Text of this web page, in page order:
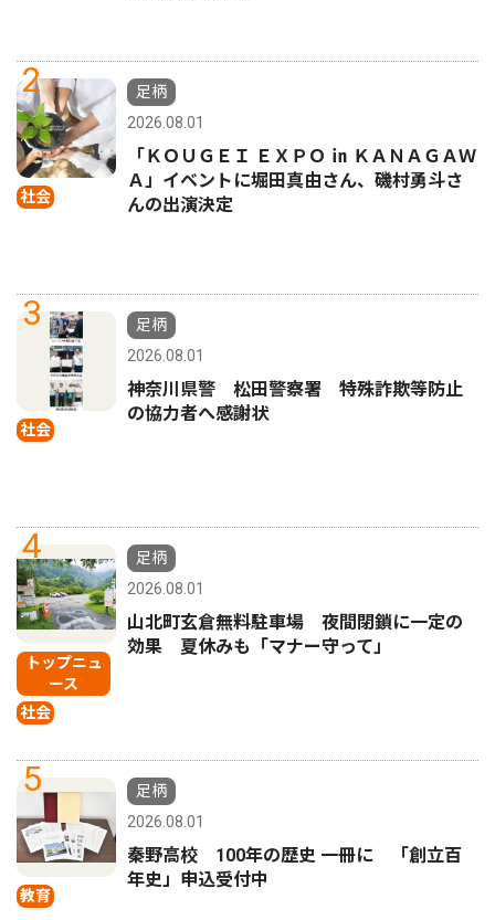
2
社会
足柄
2026.08.01
「ＫＯＵＧＥＩ ＥＸＰＯ ㏌ ＫＡＮＡＧＡＷ
Ａ」イベントに堀田真由さん、磯村勇斗さ
んの出演決定
3
社会
足柄
2026.08.01
神奈川県警 松田警察署 特殊詐欺等防止
の協力者へ感謝状
4
トップニュ
ース
社会
足柄
2026.08.01
山北町玄倉無料駐車場 夜間閉鎖に一定の
効果 夏休みも「マナー守って」
5
教育
足柄
2026.08.01
秦野高校 100年の歴史 一冊に 「創立百
年史」申込受付中